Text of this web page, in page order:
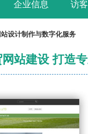
企业信息 访
设计制作与数字化服务
站建设 打造